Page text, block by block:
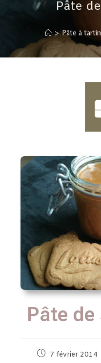
Pâte
> Pâte à
Pâte
7 février 2014